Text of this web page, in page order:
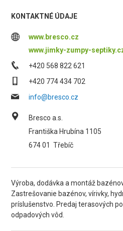
KONTAKTNÉ ÚDAJE
www.bresco.cz
www.jimky-zumpy-
+420 568 822 621
+420 774 434 702
info@bresco.cz
Bresco a.s.
Františka Hrubína 1105
674 01 Třebíč
Výroba, dodávka a montáž
Zastrešovanie bazénov, vírivky,
príslušenstvo. Predaj terasových
odpadových vôd.